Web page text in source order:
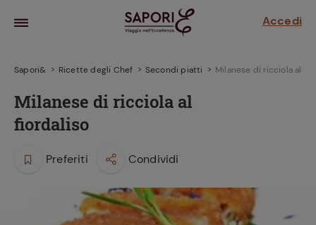
Accedi
Sapori& Ricette degli Chef Secondi piatti Milanese di ricciola al
Milanese di ricciola al
fiordaliso
Preferiti Condividi